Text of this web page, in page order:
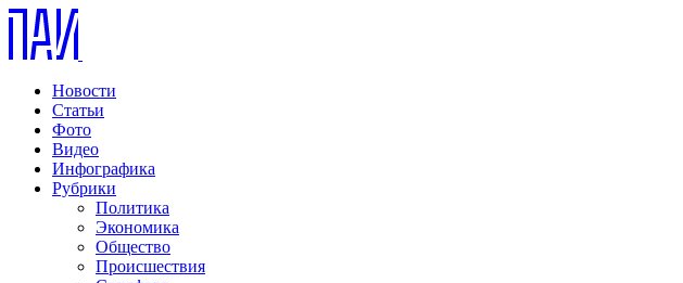
Новости
Статьи
Фото
Видео
Инфографика
Рубрики
Политика
Экономика
Общество
Происшествия